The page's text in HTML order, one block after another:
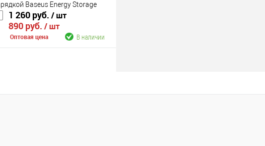
Baseus Energy Storage
Holder Wireless Charger
01)
1 260 руб. / шт
890 руб. / шт
Оптовая цена В наличии